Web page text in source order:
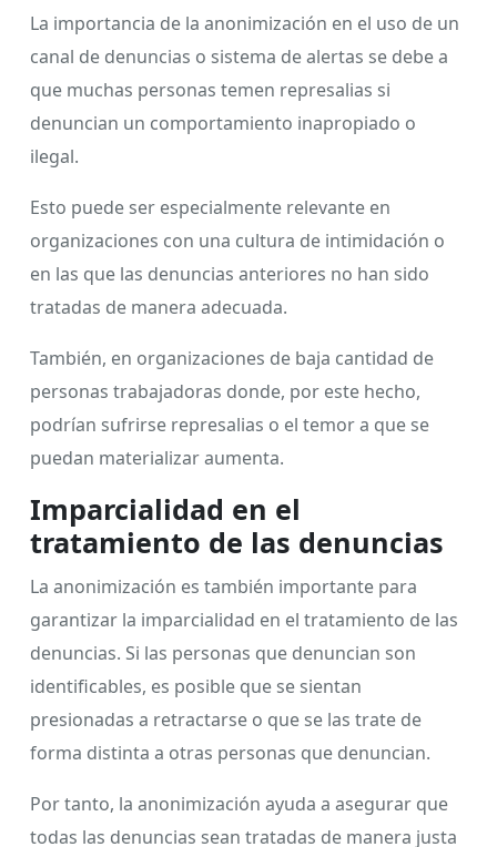
La importancia de la anonimización en el uso de un
canal de denuncias o sistema de alertas se debe a
que muchas personas temen represalias si
denuncian un comportamiento inapropiado o
ilegal.
Esto puede ser especialmente relevante en
organizaciones con una cultura de intimidación o
en las que las denuncias anteriores no han sido
tratadas de manera adecuada.
También, en organizaciones de baja cantidad de
personas trabajadoras donde, por este hecho,
podrían sufrirse represalias o el temor a que se
puedan materializar aumenta.
Imparcialidad en el
tratamiento de las denuncias
La anonimización es también importante para
garantizar la imparcialidad en el tratamiento de las
denuncias. Si las personas que denuncian son
identificables, es posible que se sientan
presionadas a retractarse o que se las trate de
forma distinta a otras personas que denuncian.
Por tanto, la anonimización ayuda a asegurar que
todas las denuncias sean tratadas de manera justa